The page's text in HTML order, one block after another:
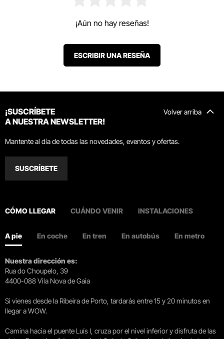
¡Aún no hay reseñas!
ESCRIBIR UNA RESEÑA
Volver arriba
¡SUSCRÍBETE
A NUESTRA NEWSLETTER!
Mantente al día de todas las novedades, eventos y ofertas.
SUSCRÍBETE
CÓMO LLEGAR CUÁNDO VENIR INSTALACIONES
A pie En coche En tren En autobús En metro
Nuestra dirección es:
Rua do Choupelo, 39
4400-088 Vila Nova de Gaia
Si vienes desde la Ribeira de Porto, tardarás entre 15 y 20 minutos en
llegar a WOW.
Camina hacia el puente Luís I, cruza por el nivel inferior y disfruta de las